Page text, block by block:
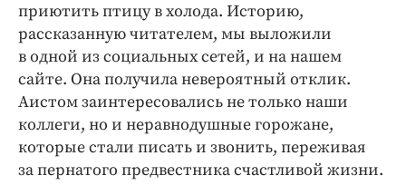
Бренд года
Работодатель года
приютить птицу в холода. Историю,
рассказанную читателем, мы выложили
в одной из социальных сетей, и на нашем
сайте. Она получила невероятный отклик.
Аистом заинтересовались не только наши
коллеги, но и неравнодушные горожане,
которые стали писать и звонить, переживая
за пернатого предвестника счастливой жизни.